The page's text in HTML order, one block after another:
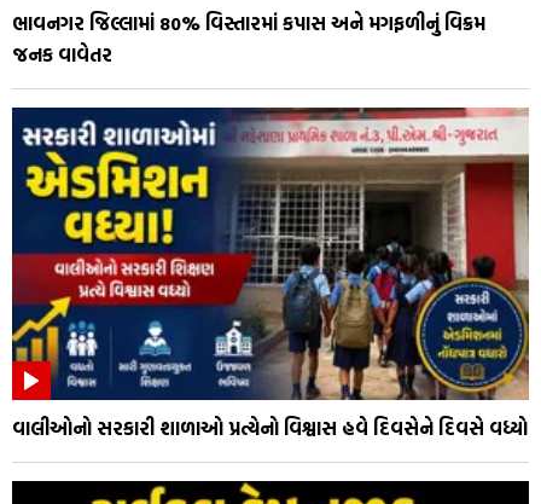
ભાવનગર જિલ્લામાં 80% વિસ્તારમાં કપાસ અને મગફળીનું વિક્રમ
જનક વાવેતર
વાલીઓનો સરકારી શાળાઓ પ્રત્યેનો વિશ્વાસ હવે દિવસેને દિવસે વધ્યો